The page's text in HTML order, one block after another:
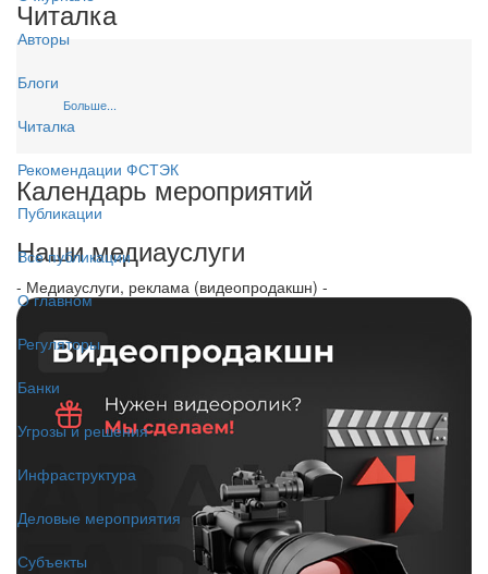
Авторы
Блоги
Читалка
Рекомендации ФСТЭК
Публикации
Все публикации
О главном
Регуляторы
Банки
Угрозы и решения
Инфраструктура
Деловые мероприятия
Субъекты
Читалка
Больше...
Календарь мероприятий
Наши медиауслуги
- Медиауслуги, реклама (видеопродакшн) -